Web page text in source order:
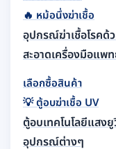
🔥หม้อนึ่งฆ่าเชื้อ
อุปกรณ์ฆ่าเชื้อโรคด้
สะอาดเครื่องมือแพ
เลือกซื้อสินค้า
💡ตู้อบฆ่าเชื้อ UV
ตู้อบเทคโนโลยีแสง
อุปกรณ์ต่างๆ